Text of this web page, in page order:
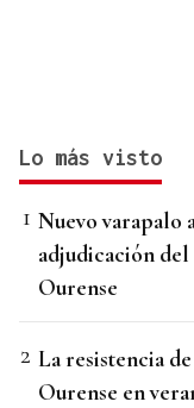
Lo más visto
Nuevo varapalo
adjudicación
Ourense
La resistencia
Ourense en